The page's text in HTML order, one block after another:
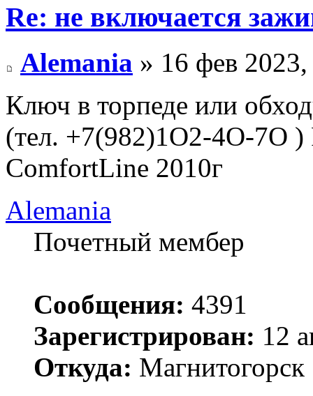
Re: не включается
Alemania » 16 фев
Ключ в торпеде или
(тел. +7(982)1O2-4O-7O
ComfortLine 2010г
Alemania
Почетный мембер
Сообщения: 4391
Зарегистрирован: 12
Откуда: Магнитогорск